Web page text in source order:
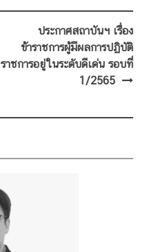
ประกาศสถาบันฯ เรื่อง
ข้าราชการผู้มีผลการปฏิบัติ
ราชการอยู่ในระดับดีเด่น รอบที่
1/2565